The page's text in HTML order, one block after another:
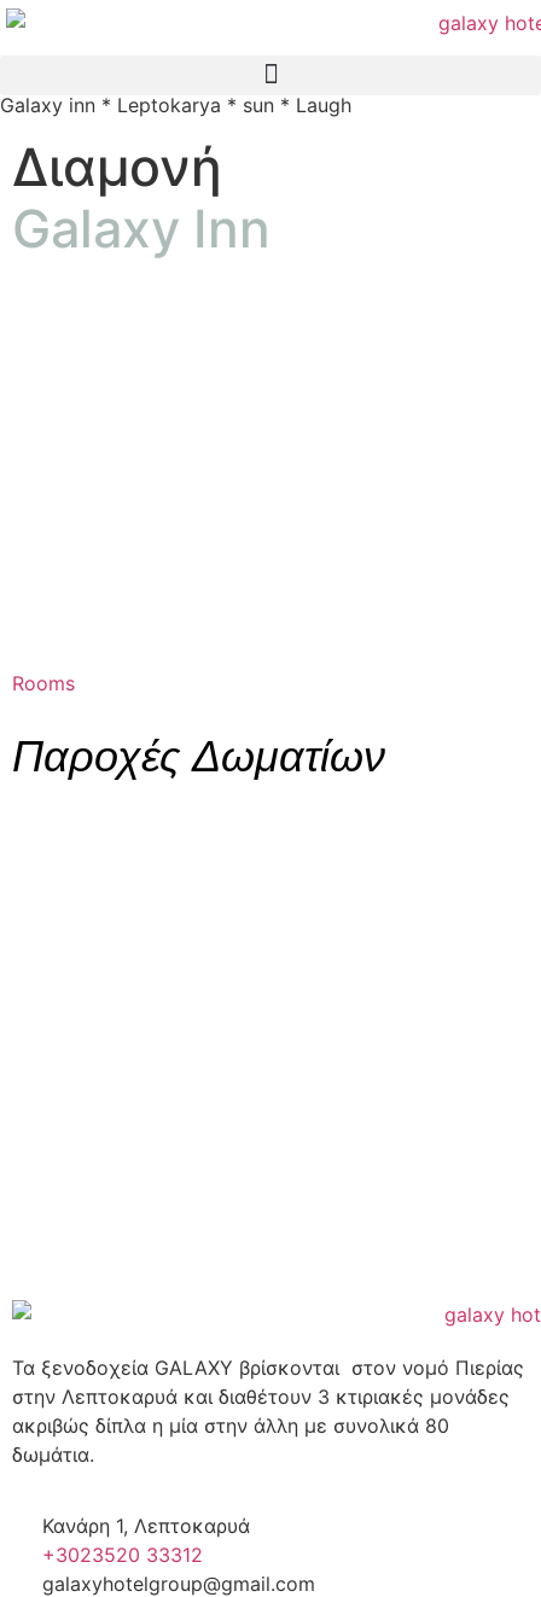
Galaxy inn * Leptokarya * sun * Laugh
Διαμονή
Galaxy Inn
Rooms
Παροχές Δωματίων
Τα ξενοδοχεία GALAXY βρίσκονται στον νομό Πιερίας
στην Λεπτοκαρυά και διαθέτουν 3 κτιριακές μονάδες
ακριβώς δίπλα η μία στην άλλη με συνολικά 80
δωμάτια.
Κανάρη 1, Λεπτοκαρυά
+3023520 33312
galaxyhotelgroup@gmail.com